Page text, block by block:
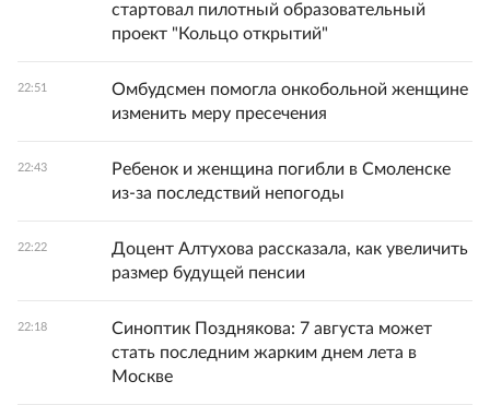
стартовал пилотный образовательный
проект "Кольцо открытий"
22:51
Омбудсмен помогла онкобольной женщине
изменить меру пресечения
22:43
Ребенок и женщина погибли в Смоленске
из-за последствий непогоды
22:22
Доцент Алтухова рассказала, как увеличить
размер будущей пенсии
22:18
Синоптик Позднякова: 7 августа может
стать последним жарким днем лета в
Москве